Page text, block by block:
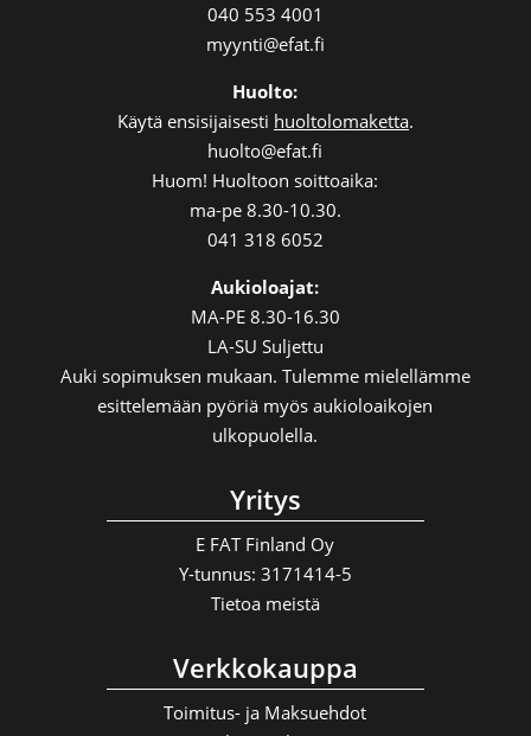
040 553 4001
myynti@efat.fi
Huolto:
Käytä ensisijaisesti huoltolomaketta.
huolto@efat.fi
Huom! Huoltoon soittoaika:
ma-pe 8.30-10.30.
041 318 6052
Aukioloajat:
MA-PE 8.30-16.30
LA-SU Suljettu
Auki sopimuksen mukaan. Tulemme mielellämme
esittelemään pyöriä myös aukioloaikojen
ulkopuolella.
Yritys
E FAT Finland Oy
Y-tunnus: 3171414-5
Tietoa meistä
Verkkokauppa
Toimitus- ja Maksuehdot